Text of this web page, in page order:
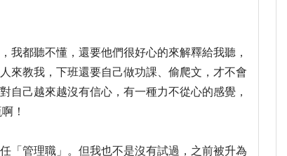
我都聽不懂，還要他們很好心的來解釋給我聽，
來教我，下班還要自己做功課、偷爬文，才不會
自己越來越沒有信心，有一種力不從心的感覺，
！
「管理職」。但我也不是沒有試過，之前被升為